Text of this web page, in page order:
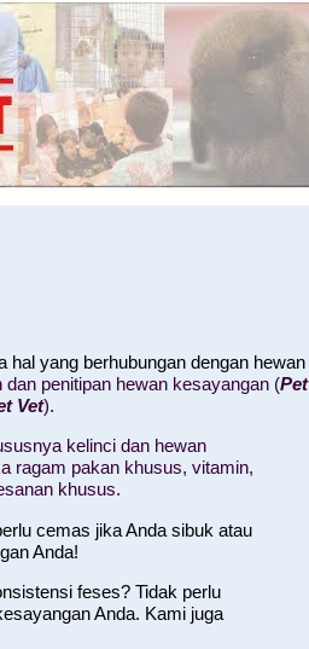
yang berhubungan dengan hewan
penitipan hewan kesayangan (Pet
Vet).
kelinci dan hewan
ragam pakan khusus, vitamin,
khusus.
cemas jika Anda sibuk atau
Anda!
feses? Tidak perlu
Anda. Kami juga